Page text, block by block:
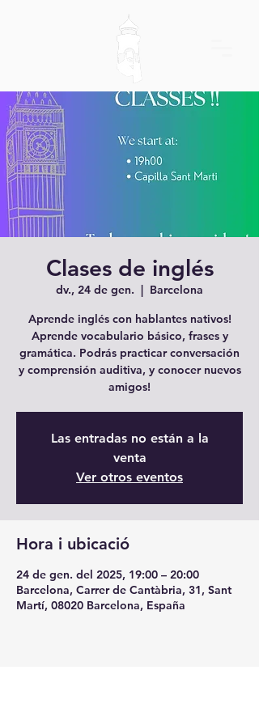
Clases de inglés
dv., 24 de gen.
  |
Barcelona
Aprende inglés con hablantes nativos!
Aprende vocabulario básico, frases y
gramática. Podrás practicar conversación
y comprensión auditiva, y conocer nuevos
amigos!
Las entradas no están a la
venta
Ver otros eventos
Hora i ubicació
24 de gen. del 2025, 19:00 – 20:00
Barcelona, Carrer de Cantàbria, 31, Sant
Martí, 08020 Barcelona, España